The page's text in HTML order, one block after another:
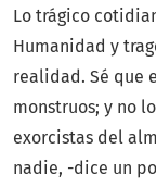
Lo trágico
Humanidad y
realidad. Sé que
monstruos; y no
exorcistas del
nadie, -dice un